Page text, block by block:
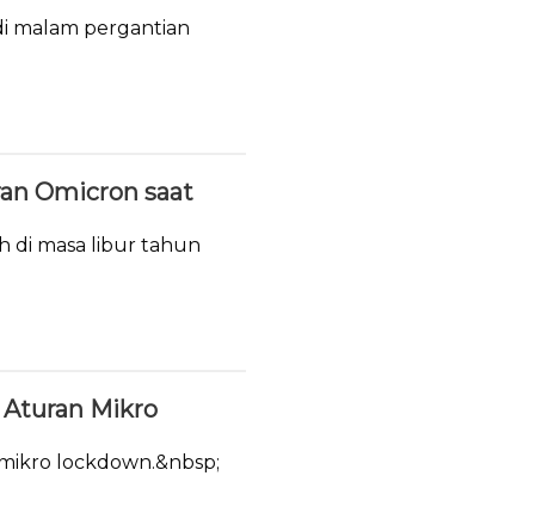
malam pergantian
Omicron saat
di masa libur tahun
Mikro
lockdown.&nbsp;